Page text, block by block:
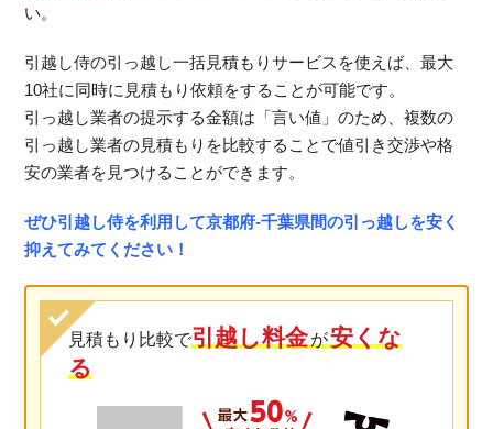
い。
引越し侍の引っ越し一括見積もりサービスを使えば、最大
10社に同時に見積もり依頼をすることが可能です。
引っ越し業者の提示する金額は「言い値」のため、複数の
引っ越し業者の見積もりを比較することで値引き交渉や格
安の業者を見つけることができます。
ぜひ引越し侍を利用して京都府-千葉県間の引っ越しを安く
抑えてみてください！
見積もり比較で引越し料金が安くな
る